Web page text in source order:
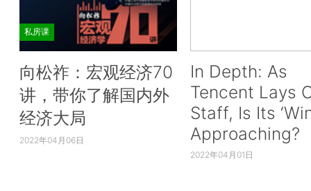
私房课
向松祚：宏观经济70
讲，带你了解国内外
经济大局
2022年04月06日
In Depth: As
Tencent Lays
Staff, Is Its
Approaching?
2022年04月01日